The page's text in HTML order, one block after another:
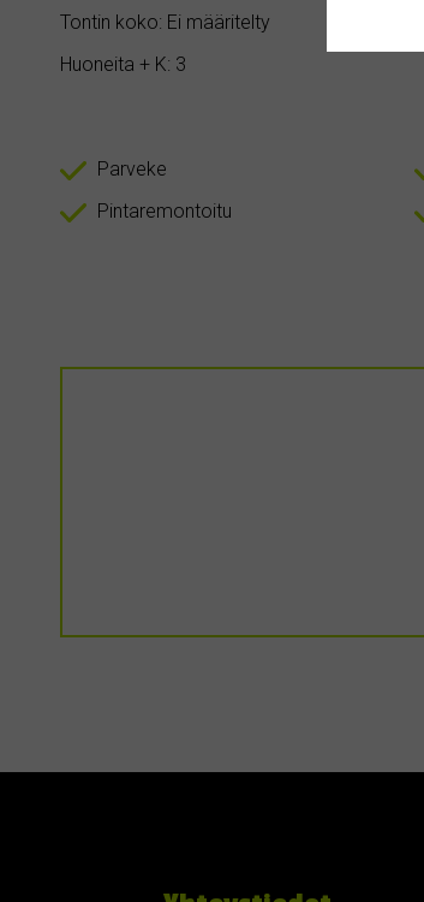
Tontin koko: Ei määritelty
Huoneita + K: 3
Parveke
Pintaremontoitu